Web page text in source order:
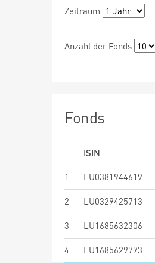
Zeitraum
Anzahl der Fonds
Fonds
ISIN
1
LU0381944619
2 LU0329425713
3 LU1685632306
4 LU1685629773